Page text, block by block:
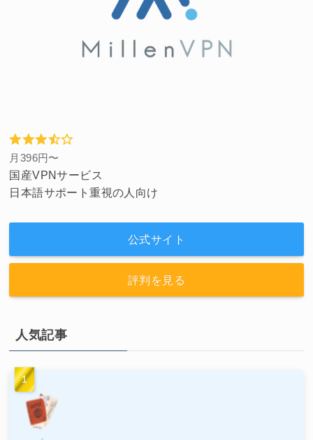
月396円〜
国産VPNサービス
日本語サポート重視の人向け
公式サイト
評判を見る
人気記事